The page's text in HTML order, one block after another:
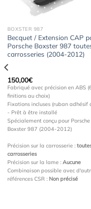
BOXSTER 987
Becquet / Extension CAP
Porsche Boxster 987
carrosseries (2004-2012)
150,00€
Fabriqué avec précision en ABS
finitions au choix)
Fixations incluses (ruban adhésif
- Prêt à être installé
Spécialement conçu pour Porsche
Boxster 987 (2004-2012)
Précision sur la carrosserie :
carrosseries
Précision sur la lame : Aucune
Combinaison possible avec
références CSR : Non précisé